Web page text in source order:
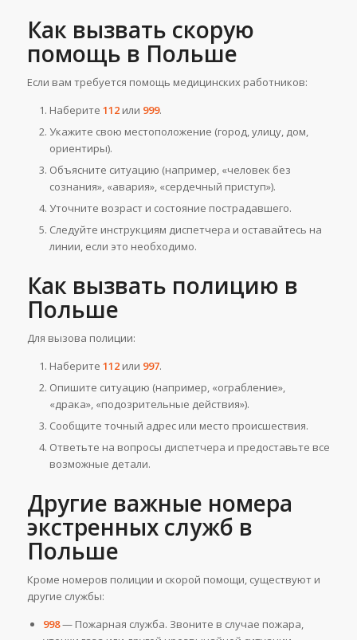
Как вызвать скорую
помощь в Польше
Если вам требуется помощь медицинских работников:
Наберите 112или 999.
Укажите свою местоположение (город, улицу, дом,
ориентиры).
Объясните ситуацию (например, «человек без
сознания», «авария», «сердечный приступ»).
Уточните возраст и состояние пострадавшего.
Следуйте инструкциям диспетчера и оставайтесь на
линии, если это необходимо.
Как вызвать полицию в
Польше
Для вызова полиции:
Наберите 112или 997.
Опишите ситуацию (например, «ограбление»,
«драка», «подозрительные действия»).
Сообщите точный адрес или место происшествия.
Ответьте на вопросы диспетчера и предоставьте все
возможные детали.
Другие важные номера
экстренных служб в
Польше
Кроме номеров полиции и скорой помощи, существуют и
другие службы:
998— Пожарная служба. Звоните в случае пожара,